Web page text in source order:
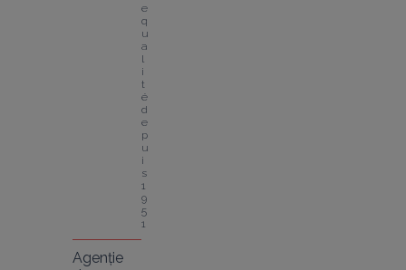
e
q
u
a
l
i
t
é
d
e
p
u
i
s
1
9
5
1
Agenție